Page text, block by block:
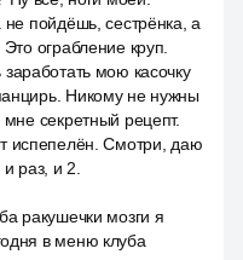
пойдёшь, сестрёнка, а
ограбление круп.
мою касочку
Никому не нужны
секретный рецепт.
испепелён. Смотри, даю
раз, и 2.
ракушечки мозги я
в меню клуба